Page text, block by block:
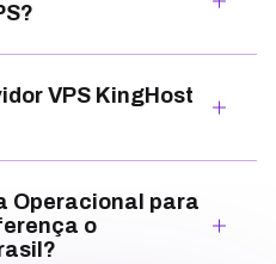
VPS KingHost
Operacional para
o